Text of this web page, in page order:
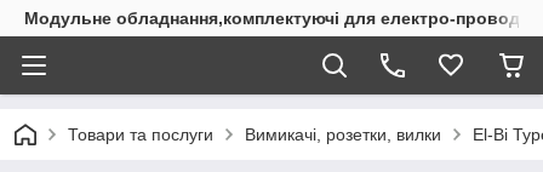
Модульне обладнання,комплектуючі для електро-проводки
Товари та послуги Вимикачі, розетки, вилки El-Bi